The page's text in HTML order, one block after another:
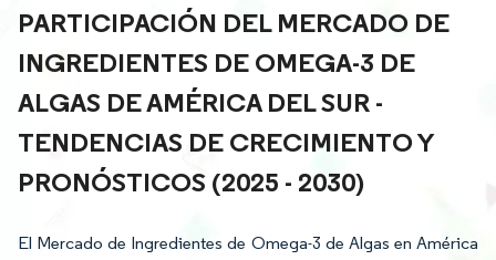
PARTICIPACIÓN DEL MERCADO DE
INGREDIENTES DE OMEGA-3 DE
ALGAS DE AMÉRICA DEL SUR -
TENDENCIAS DE CRECIMIENTO Y
PRONÓSTICOS (2025 - 2030)
El Mercado de Ingredientes de Omega-3 de Algas en América